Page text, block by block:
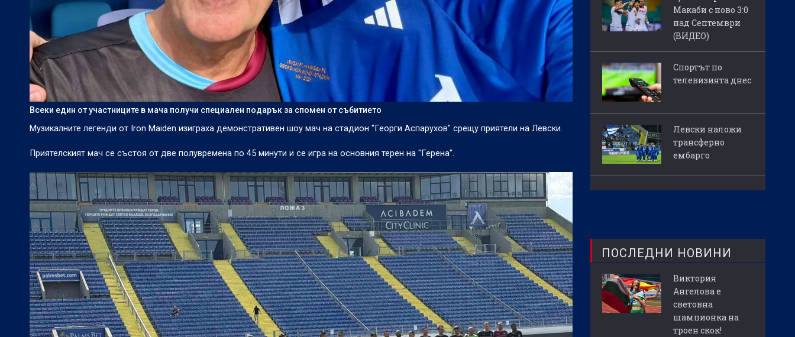
Всеки един от участниците в мача получи специален подарък за спомен от събитието
Музикалните легенди от Iron Maiden изиграха демонстративен шоу мач на стадион "Георги Аспарухов" срещу приятели на Левски.
Приятелският мач се състоя от две полувремена по 45 минути и се игра на основния терен на "Герена".
Макаби с ново 3:0
над Септември
(ВИДЕО)
Спортът по
телевизията днес
Левски наложи
трансферно
ембарго
ПОСЛЕДНИ НОВИНИ
Виктория
Ангелова е
световна
шампионка на
троен скок!